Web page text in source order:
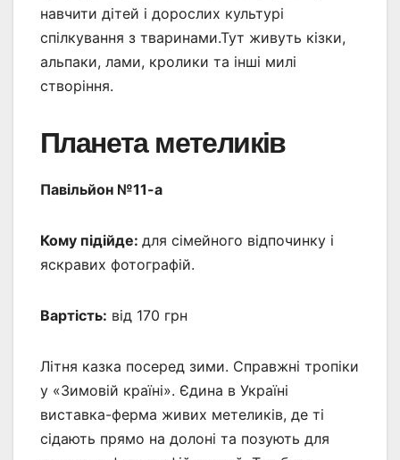
навчити дітей і дорослих культурі
спілкування з тваринами.Тут живуть кізки,
альпаки, лами, кролики та інші милі
створіння.
Планета метеликів
Павільйон №11-а
Кому підійде: для сімейного відпочинку і
яскравих фотографій.
Вартість: від 170 грн
Літня казка посеред зими. Справжні тропіки
у «Зимовій країні». Єдина в Україні
виставка-ферма живих метеликів, де ті
сідають прямо на долоні та позують для